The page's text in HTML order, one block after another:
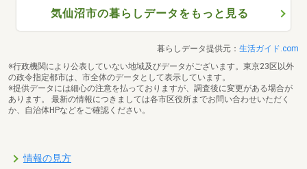
気仙沼市の暮らしデータをもっと見る
暮らしデータ提供元： 生活ガイド.com
※行政機関により公表していない地域及びデータがございます。東京23区以外
の政令指定都市は、市全体のデータとして表示しています。
※提供データには細心の注意を払っておりますが、調査後に変更がある場合が
あります。 最新の情報につきましては各市区役所までお問い合わせいただく
か、自治体HPなどをご確認ください。
情報の見方